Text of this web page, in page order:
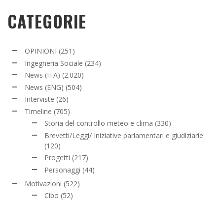
CATEGORIE
OPINIONI (251)
Ingegneria Sociale (234)
News (ITA) (2.020)
News (ENG) (504)
Interviste (26)
Timeline (705)
Storia del controllo meteo e clima (330)
Brevetti/Leggi/ Iniziative parlamentari e giudiziarie
(120)
Progetti (217)
Personaggi (44)
Motivazioni (522)
Cibo (52)